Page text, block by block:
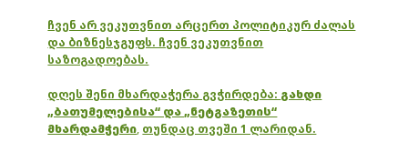
ჩვენ არ ვეკუთვნით არცერთ პოლიტიკურ ძალას
და ბიზნესჯგუფს. ჩვენ ვეკუთვნით
საზოგადოებას.
დღეს შენი მხარდაჭერა გვჭირდება: გახდი
„ბათუმელებისა“ და „ნეტგაზეთის“
მხარდამჭერი, თუნდაც თვეში 1 ლარიდან.